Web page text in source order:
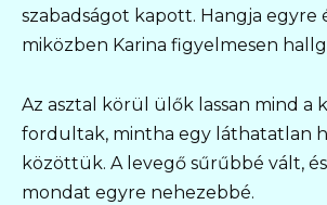
szabadságot kapott. Hangja egyre
miközben Karina figyelmesen
Az asztal körül ülők lassan mind a
fordultak, mintha egy láthatatlan
közöttük. A levegő sűrűbbé vált,
mondat egyre nehezebbé.